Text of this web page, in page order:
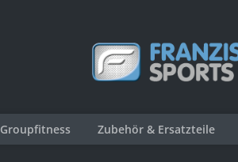
Groupfitness Zubehör & Ersatzteile